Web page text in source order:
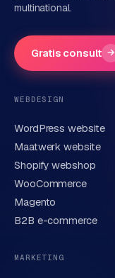
Bedrijfsnaam
E-mail
Korte
multinational.
Gratis consult →
WEBDESIGN
WordPress website
Maatwerk website
Shopify webshop
WooCommerce
Magento
B2B e-commerce
MARKETING